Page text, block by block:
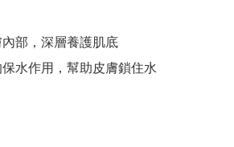
部，深層養護肌底
水作用，幫助皮膚鎖住水